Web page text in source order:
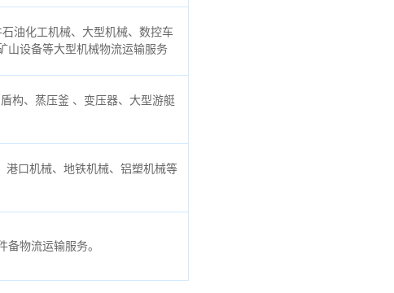
油化工机械、大型机械、数控车
山设备等大型机械物流运输服务
构、蒸压釜 、变压器、大型游艇
港口机械、地铁机械、铝塑机械等
物流运输服务。